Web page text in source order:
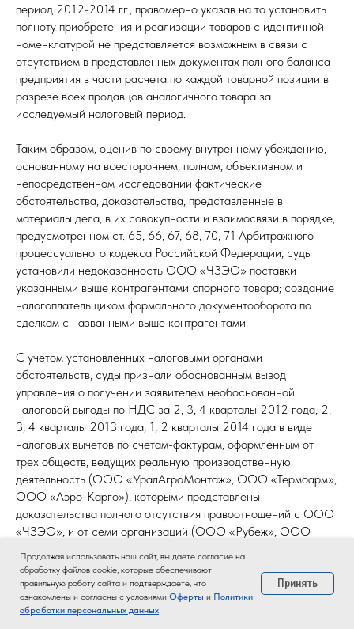
период 2012-2014 гг., правомерно указав на то установить
полноту приобретения и реализации товаров с идентичной
номенклатурой не представляется возможным в связи с
отсутствием в представленных документах полного баланса
предприятия в части расчета по каждой товарной позиции в
разрезе всех продавцов аналогичного товара за
исследуемый налоговый период.
Таким образом, оценив по своему внутреннему убеждению,
основанному на всестороннем, полном, объективном и
непосредственном исследовании фактические
обстоятельства, доказательства, представленные в
материалы дела, в их совокупности и взаимосвязи в порядке,
предусмотренном ст. 65, 66, 67, 68, 70, 71 Арбитражного
процессуального кодекса Российской Федерации, суды
установили недоказанность ООО «ЧЗЭО» поставки
указанными выше контрагентами спорного товара; создание
налогоплательщиком формального документооборота по
сделкам с названными выше контрагентами.
С учетом установленных налоговыми органами
обстоятельств, суды признали обоснованным вывод
управления о получении заявителем необоснованной
налоговой выгоды по НДС за 2, 3, 4 кварталы 2012 года, 2,
3, 4 кварталы 2013 года, 1, 2 кварталы 2014 года в виде
налоговых вычетов по счетам-фактурам, оформленным от
трех обществ, ведущих реальную производственную
деятельность (ООО «УралАгроМонтаж», ООО «Термоарм»,
ООО «Аэро-Карго»), которыми представлены
доказательства полного отсутствия правоотношений с ООО
«ЧЗЭО», и от семи организаций (ООО «Рубеж», ООО
«Эксперт», ООО «ЧелМет», ООО Аскания»), руководимых
номинальными директорами и не имевших реальной
возможности поставить спорные товары заявителю.
Продолжая использовать наш сайт, вы даете согласие на
обработку файлов cookie, которые обеспечивают
правильную работу сайта и подтверждаете, что
ознакомлены и согласны с условиями Оферты и Политики
обработки персональных данных
Принять